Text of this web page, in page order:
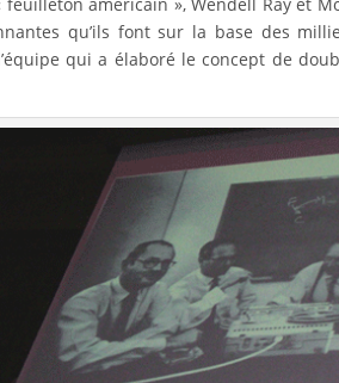
qu’ils font sur la base des
qui a élaboré le concept de